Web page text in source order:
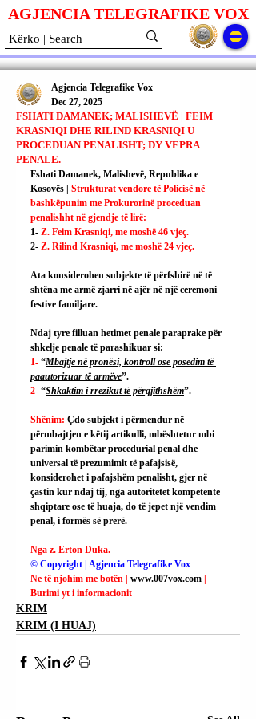
AGJENCIA TELEGRAFIKE VOX
FSHATI DAMANEK; MALISHEVË | FEIM
KRASNIQI DHE RILIND KRASNIQI U
PROCEDUAN PENALISHT; DY VEPRA
PENALE.
Agjencia Telegrafike Vox
Dec 27, 2025
Fshati Damanek, Malishevë, Republika e
Kosovës | Strukturat vendore të Policisë në
bashkëpunim me Prokurorinë proceduan
penalishht në gjendje të lirë:
1- Z. Feim Krasniqi, me moshë 46 vjeç.
2- Z. Rilind Krasniqi, me moshë 24 vjeç.
Ata konsiderohen subjekte të përfshirë në të
shtëna me armë zjarri në ajër në një ceremoni
festive familjare.
Ndaj tyre filluan hetimet penale paraprake për
shkelje penale të parashikuar si:
1- “Mbajtje në pronësi, kontroll ose posedim të
paautorizuar të armëve”.
2- “Shkaktim i rrezikut të përgjithshëm”.
Shënim: Çdo subjekt i përmendur në
përmbajtjen e këtij artikulli, mbështetur mbi
parimin kombëtar procedurial penal dhe
universal të prezumimit të pafajsisë,
konsiderohet i pafajshëm penalisht, gjer në
çastin kur ndaj tij, nga autoritetet kompetente
shqiptare ose të huaja, do të jepet një vendim
penal, i formës së prerë.
Nga z. Erton Duka.
© Copyright | Agjencia Telegrafike Vox
Ne të njohim me botën | www.007vox.com
Burimi yt i informacionit
KRIM
KRIM (I HUAJ)